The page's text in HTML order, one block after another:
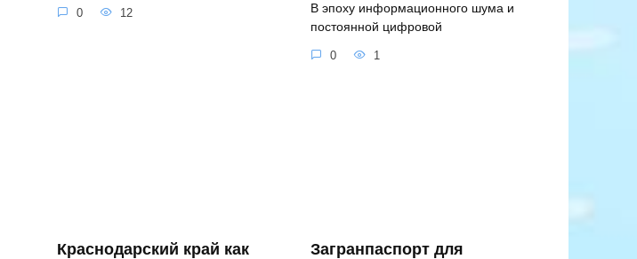
0 12
В эпоху информационного шума и
постоянной цифровой
0 1
Краснодарский край как
Загранпаспорт для